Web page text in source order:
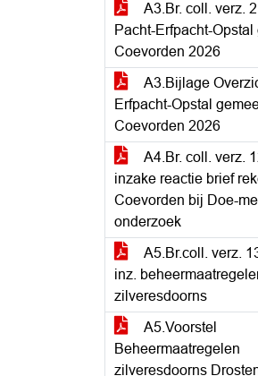
A3.Br. coll. verz.
Pacht-Erfpacht-Opstal
Coevorden 2026
A3.Bijlage
Erfpacht-Opstal
Coevorden 2026
A4.Br. coll. verz.
inzake reactie brief
Coevorden bij Doe-
onderzoek
A5.Br.coll. verz.
inz.
zilveresdoorns
A5.Voorstel
Beheermaatregelen
zilveresdoorns